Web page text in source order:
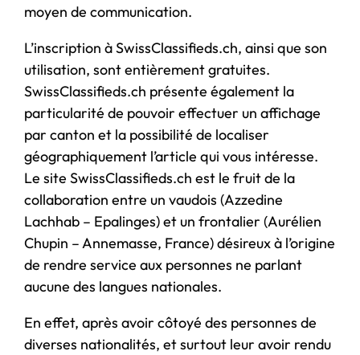
moyen de communication.
L’inscription à SwissClassifieds.ch, ainsi que son
utilisation, sont entièrement gratuites.
SwissClassifieds.ch présente également la
particularité de pouvoir effectuer un affichage
par canton et la possibilité de localiser
géographiquement l’article qui vous intéresse.
Le site SwissClassifieds.ch est le fruit de la
collaboration entre un vaudois (Azzedine
Lachhab – Epalinges) et un frontalier (Aurélien
Chupin – Annemasse, France) désireux à l’origine
de rendre service aux personnes ne parlant
aucune des langues nationales.
En effet, après avoir côtoyé des personnes de
diverses nationalités, et surtout leur avoir rendu